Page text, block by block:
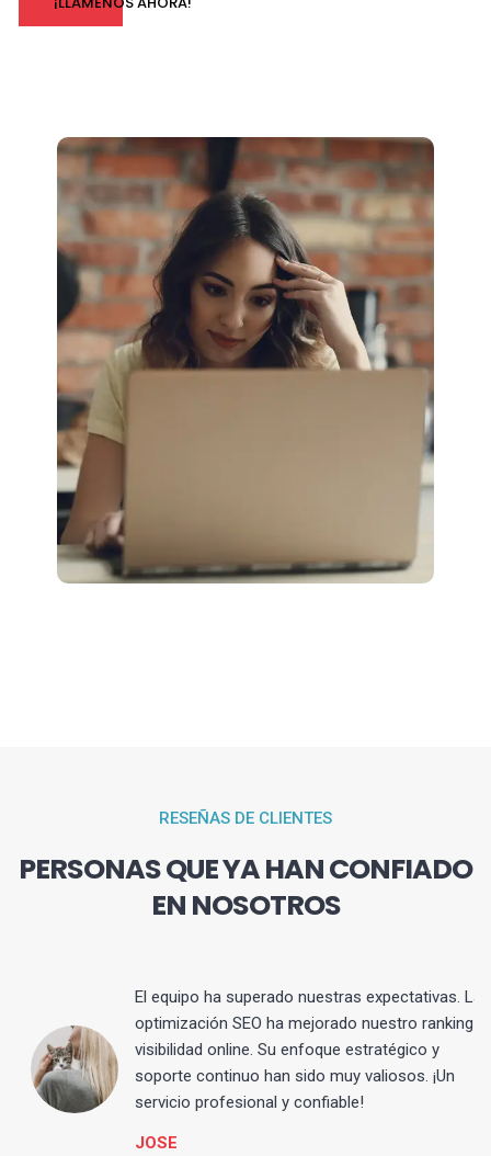
RESEÑAS DE CLIENTES
PERSONAS QUE YA HAN CONFIADO
EN NOSOTROS
El equipo ha superado nuestras expectativas. La
optimización SEO ha mejorado nuestro ranking y
visibilidad online. Su enfoque estratégico y
soporte continuo han sido muy valiosos. ¡Un
servicio profesional y confiable!
JOSE